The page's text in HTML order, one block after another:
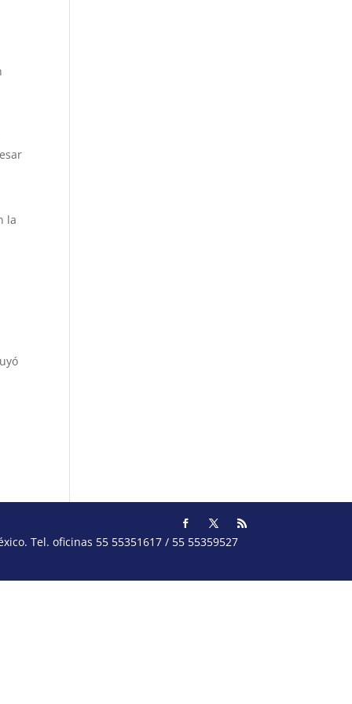
la
Tel. oficinas 55 55351617 / 55 55359527